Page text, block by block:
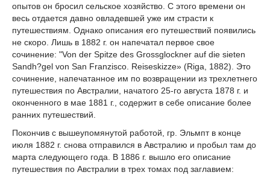
опытов он бросил сельское хозяйство. С этого времени он
весь отдается давно овладевшей уже им страсти к
путешествиям. Однако описания его путешествий появились
не скоро. Лишь в 1882 г. он напечатал первое свое
сочинение: "Von der Spitze des Grossglockner auf die sieten
Sandh?gel von San Franzisco. Reiseskizze» (Riga, 1882). Это
сочинение, напечатанное им по возвращении из трехлетнего
путешествия по Австралии, начатого 25-го августа 1878 г. и
оконченного в мае 1881 г., содержит в себе описание более
ранних путешествий.
Покончив с вышеупомянутой работой, гр. Эльмпт в конце
июля 1882 г. снова отправился в Австралию и пробыл там до
марта следующего года. В 1886 г. вышло его описание
путешествия по Австралии в трех томах под заглавием: